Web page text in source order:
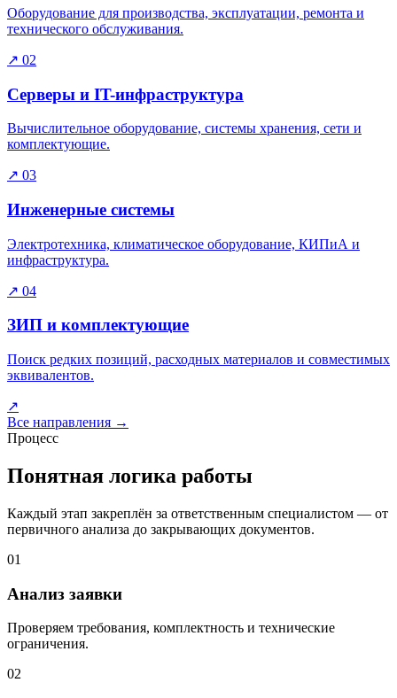
Оборудование для производства, эксплуатации, ремонта и
технического обслуживания.
↗ 02
Серверы и IT-инфраструктура
Вычислительное оборудование, системы хранения, сети и
комплектующие.
↗ 03
Инженерные системы
Электротехника, климатическое оборудование, КИПиА и
инфраструктура.
↗ 04
ЗИП и комплектующие
Поиск редких позиций, расходных материалов и совместимых
эквивалентов.
↗
Все направления →
Процесс
Понятная логика работы
Каждый этап закреплён за ответственным специалистом — от
первичного анализа до закрывающих документов.
01
Анализ заявки
Проверяем требования, комплектность и технические
ограничения.
02